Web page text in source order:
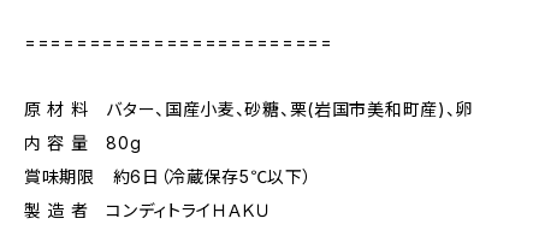
========================
原 材 料 バター、国産小麦、砂糖、栗(岩国市美和町産)、卵
内 容 量 80g
賞味期限 約6日（冷蔵保存5℃以下）
製 造 者 コンディトライＨＡＫＵ